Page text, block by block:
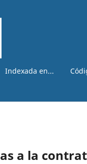
Indexada en...
a la